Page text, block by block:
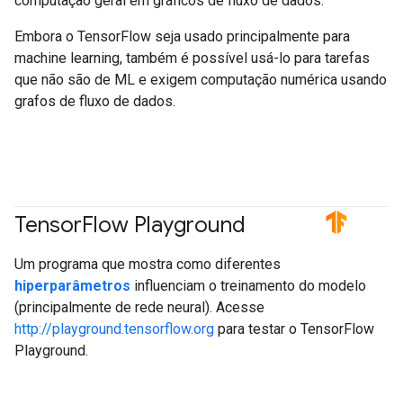
Embora o TensorFlow seja usado principalmente para
machine learning, também é possível usá-lo para tarefas
que não são de ML e exigem computação numérica usando
grafos de fluxo de dados.
TensorFlow Playground #TensorFlow
Um programa que mostra como diferentes
hiperparâmetros influenciam o treinamento do modelo
(principalmente de rede neural). Acesse
http://playground.tensorflow.org para testar o TensorFlow
Playground.